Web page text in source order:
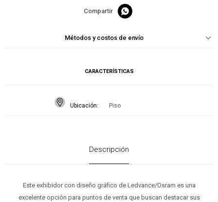

Métodos y costos de envío
CARACTERÍSTICAS
Ubicación Piso
Descripción
Este exhibidor con diseño gráfico de Ledvance/Osram es una
excelente opción para puntos de venta que buscan destacar sus